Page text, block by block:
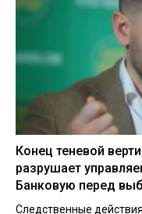
Конец теневой
разрушает
Банковую перед
Следственные